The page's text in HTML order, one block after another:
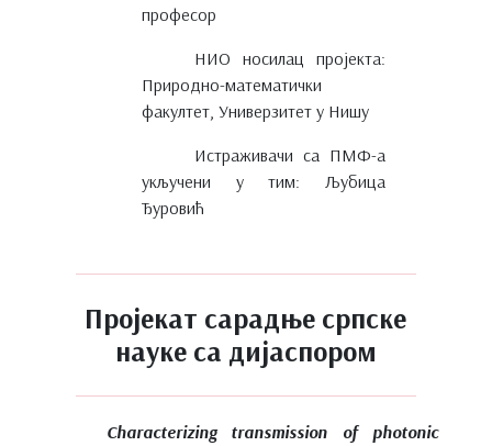
професор
НИО носилац пројекта:
Природно-математички
факултет, Универзитет у Нишу
Истраживачи са ПМФ-а
укључени у тим: Љубица
Ђуровић
Пројекат сарадње српске
науке са дијаспором
Characterizing transmission of photonic